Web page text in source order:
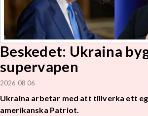
Beskedet: Ukraina
supervapen
2026 08 06
Ukraina arbetar med att tillverka ett
amerikanska Patriot.